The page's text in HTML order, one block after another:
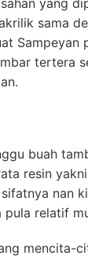
sama
Sampeyan
tertera
buah
resin
nan
pula relatif
mencita-